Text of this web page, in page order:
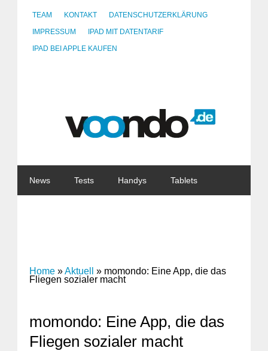
TEAM KONTAKT
DATENSCHUTZERKLÄRUNG
IMPRESSUM
IPAD MIT DATENTARIF
IPAD BEI APPLE KAUFEN
News Tests Handys Tablets
Home »Aktuell » momondo: Eine App, die das
Fliegen sozialer macht
momondo: Eine App, die das
Fliegen sozialer macht